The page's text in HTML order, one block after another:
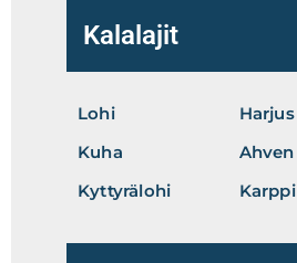
Kalalajit
Lohi Harjus
Kuha
Ahven
Kyttyrälohi
Karppi